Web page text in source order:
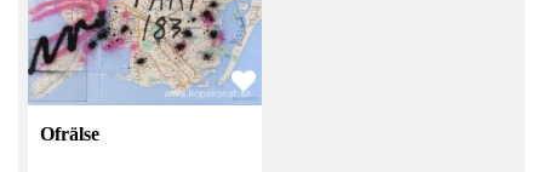
Ofrälse